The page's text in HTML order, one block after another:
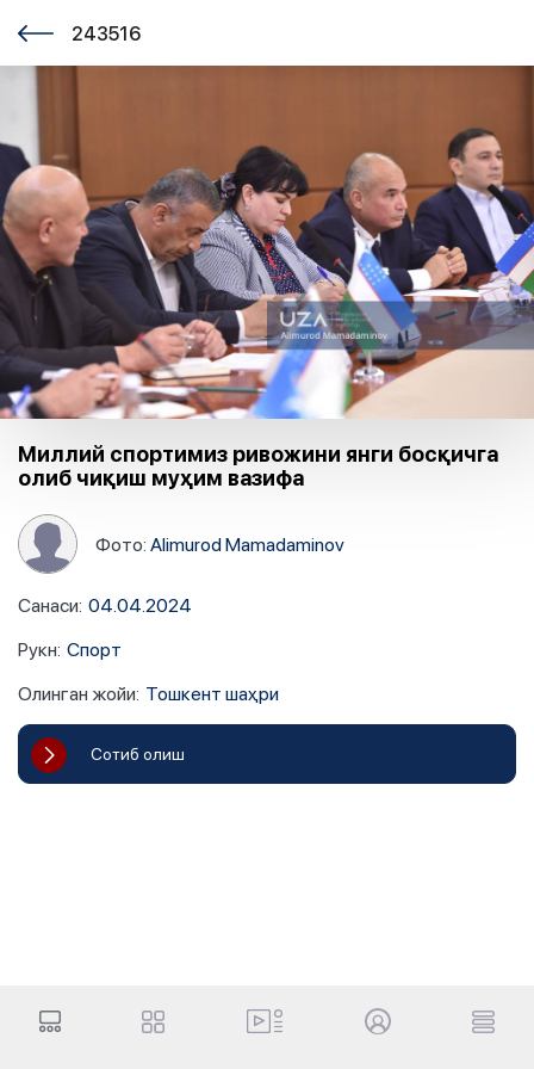
243516
Миллий спортимиз ривожини янги босқичга
олиб чиқиш муҳим вазифа
Фото:Alimurod Mamadaminov
Санаси: 04.04.2024
Рукн: Спорт
Олинган жойи: Тошкент шаҳри
Сотиб олиш